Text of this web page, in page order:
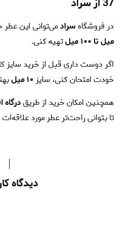
37 از سراد
در فروشگاهسرادمی‌توانی این عطر
میل تا ۱۰۰ میل
تهیه کنی.
اگر دوست داری قبل از خرید سایز
خودت امتحان کنی، سایز ۱۰ میل
همچنین امکان خرید از طریق
تا بتوانی راحت‌تر عطر مورد
دیدگاه